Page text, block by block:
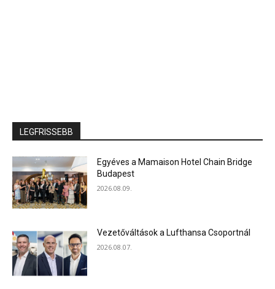
LEGFRISSEBB
Egyéves a Mamaison Hotel Chain Bridge
Budapest
2026.08.09.
Vezetőváltások a Lufthansa Csoportnál
2026.08.07.